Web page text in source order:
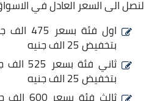
لنصل الى السعر العادل في
بتخفيض 25 الف جنيه
بتخفيض 25 الف جنيه